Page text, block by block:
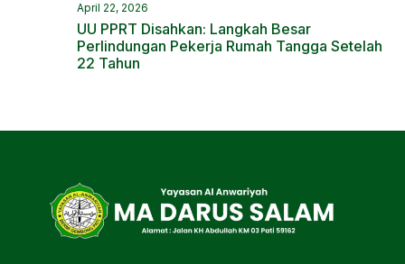
April 22, 2026
UU PPRT Disahkan: Langkah Besar
Perlindungan Pekerja Rumah Tangga Setelah
22 Tahun